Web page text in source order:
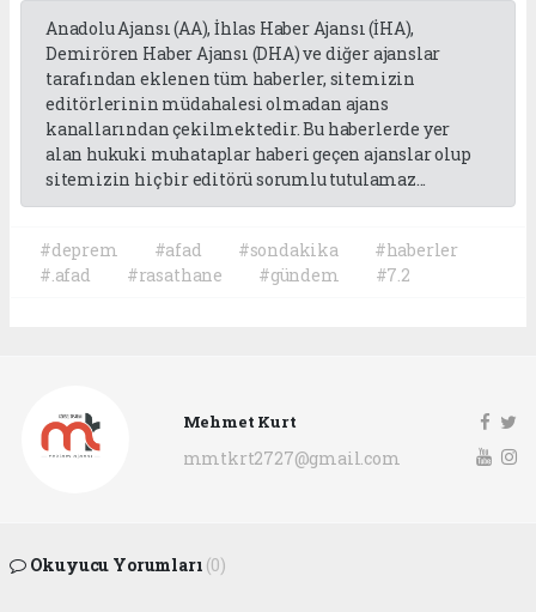
Anadolu Ajansı (AA), İhlas Haber Ajansı (İHA),
Demirören Haber Ajansı (DHA) ve diğer ajanslar
tarafından eklenen tüm haberler, sitemizin
editörlerinin müdahalesi olmadan ajans
kanallarından çekilmektedir. Bu haberlerde yer
alan hukuki muhataplar haberi geçen ajanslar olup
sitemizin hiç bir editörü sorumlu tutulamaz...
#deprem #afad #sondakika
#haberler
#.afad
#rasathane #gündem #7.2
Mehmet Kurt
mmtkrt2727@gmail.com
Okuyucu Yorumları (0)